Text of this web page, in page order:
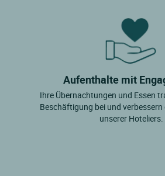
Aufenthalte mit
Ihre Übernachtungen und Essen
Beschäftigung bei und
unserer Hoteliers.